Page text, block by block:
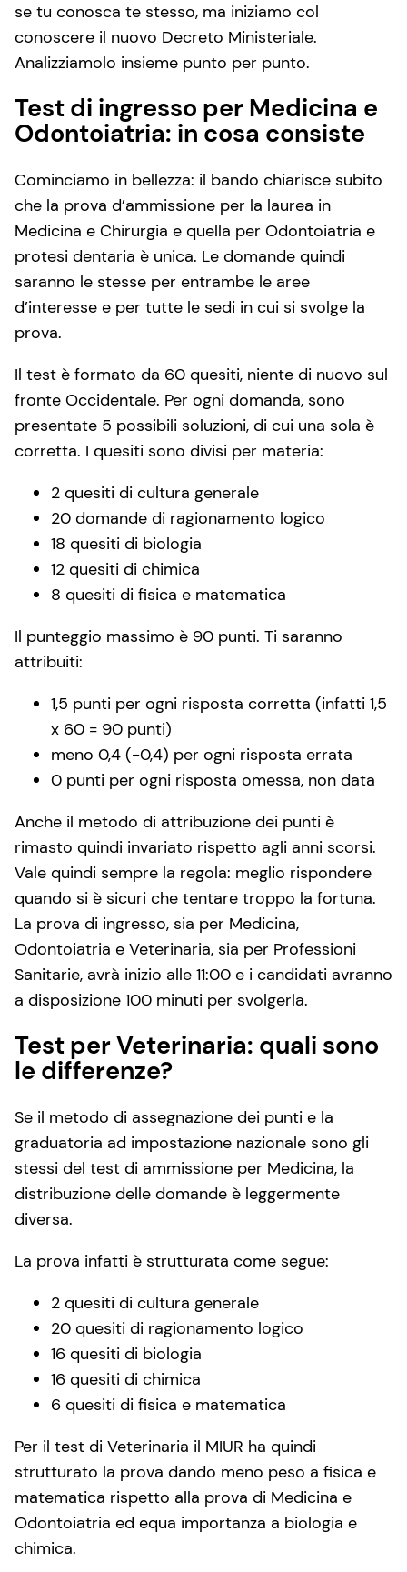
se tu conosca te stesso, ma iniziamo col
conoscere il nuovo Decreto Ministeriale.
Analizziamolo insieme punto per punto.
Test di ingresso per Medicina e
Odontoiatria: in cosa consiste
Cominciamo in bellezza: il bando chiarisce subito
che la prova d’ammissione per la laurea in
Medicina e Chirurgia e quella per Odontoiatria e
protesi dentaria è unica. Le domande quindi
saranno le stesse per entrambe le aree
d’interesse e per tutte le sedi in cui si svolge la
prova.
Il test è formato da 60 quesiti, niente di nuovo sul
fronte Occidentale. Per ogni domanda, sono
presentate 5 possibili soluzioni, di cui una sola è
corretta. I quesiti sono divisi per materia:
2 quesiti di cultura generale
20 domande di ragionamento logico
18 quesiti di biologia
12 quesiti di chimica
8 quesiti di fisica e matematica
Il punteggio massimo è 90 punti. Ti saranno
attribuiti:
1,5 punti per ogni risposta corretta (infatti 1,5
x 60 = 90 punti)
meno 0,4 (-0,4) per ogni risposta errata
0 punti per ogni risposta omessa, non data
Anche il metodo di attribuzione dei punti è
rimasto quindi invariato rispetto agli anni scorsi.
Vale quindi sempre la regola: meglio rispondere
quando si è sicuri che tentare troppo la fortuna.
La prova di ingresso, sia per Medicina,
Odontoiatria e Veterinaria, sia per Professioni
Sanitarie, avrà inizio alle 11:00 e i candidati avranno
a disposizione 100 minuti per svolgerla.
Test per Veterinaria: quali sono
le differenze?
Se il metodo di assegnazione dei punti e la
graduatoria ad impostazione nazionale sono gli
stessi del test di ammissione per Medicina, la
distribuzione delle domande è leggermente
diversa.
La prova infatti è strutturata come segue:
2 quesiti di cultura generale
20 quesiti di ragionamento logico
16 quesiti di biologia
16 quesiti di chimica
6 quesiti di fisica e matematica
Per il test di Veterinaria il MIUR ha quindi
strutturato la prova dando meno peso a fisica e
matematica rispetto alla prova di Medicina e
Odontoiatria ed equa importanza a biologia e
chimica.